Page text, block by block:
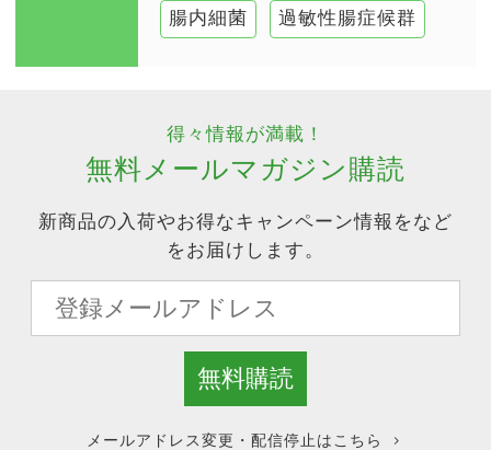
腸内細菌 過敏性腸症候群
得々情報が満載！
無料メールマガジン購読
新商品の入荷やお得なキャンペーン情報をなど
をお届けします。
メールアドレス変更・配信停止はこちら